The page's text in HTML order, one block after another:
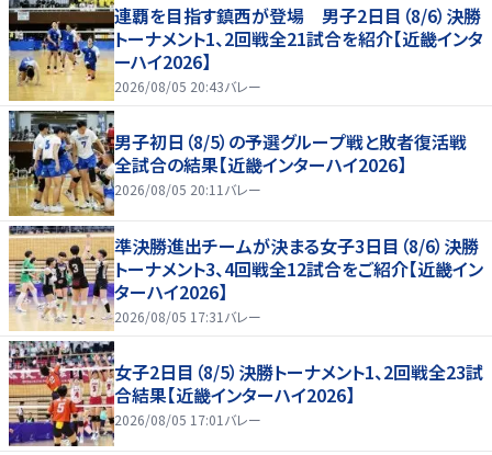
連覇を目指す鎮西が登場 男子2日目（8/6）決勝
トーナメント1、2回戦全21試合を紹介【近畿インタ
ーハイ2026】
2026/08/05 20:43バレー
男子初日（8/5）の予選グループ戦と敗者復活戦
全試合の結果【近畿インターハイ2026】
2026/08/05 20:11 バレー
準決勝進出チームが決まる女子3日目（8/6）決勝
トーナメント3、4回戦全12試合をご紹介【近畿イン
ターハイ2026】
2026/08/05 17:31 バレー
女子2日目（8/5）決勝トーナメント1、2回戦全23試
合結果【近畿インターハイ2026】
2026/08/05 17:01 バレー